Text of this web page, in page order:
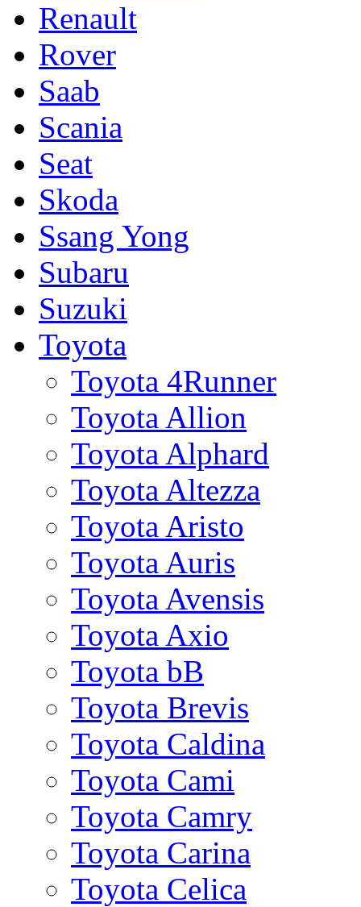
Renault
Rover
Saab
Scania
Seat
Skoda
Ssang Yong
Subaru
Suzuki
Toyota
Toyota 4Runner
Toyota Allion
Toyota Alphard
Toyota Altezza
Toyota Aristo
Toyota Auris
Toyota Avensis
Toyota Axio
Toyota bB
Toyota Brevis
Toyota Caldina
Toyota Cami
Toyota Camry
Toyota Carina
Toyota Celica